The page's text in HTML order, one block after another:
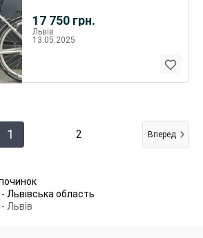
17 750 грн.
Львів
13.05.2025
1 2 Вперед
Львівська область
Львів